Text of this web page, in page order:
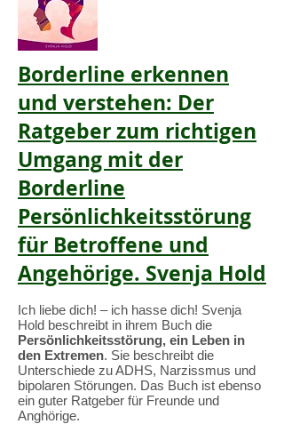
Borderline erkennen
und verstehen: Der
Ratgeber zum richtigen
Umgang mit der
Borderline
Persönlichkeitsstörung
für Betroffene und
Angehörige. Svenja Hold
Ich liebe dich! – ich hasse dich! Svenja
Hold beschreibt in ihrem Buch die
Persönlichkeitsstörung, ein Leben in
den Extremen. Sie beschreibt die
Unterschiede zu ADHS, Narzissmus und
bipolaren Störungen. Das Buch ist ebenso
ein guter Ratgeber für Freunde und
Anghörige.